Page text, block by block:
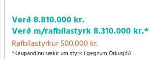
Verð8.810.000 kr.
Verð m/rafbílastyrk8.310.000 kr.*
Rafbílastyrkur 500.000 kr.
*Kaupandinn sækir um styrk í gegnum Orkusjóð